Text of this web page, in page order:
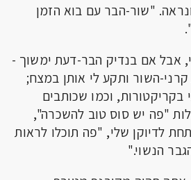
"שור-הבר עם בוא הזמן
אבל אם בנדיק הבר-דעת ימשוך -
השור ותקע לי אותן במצח;
בקריקטורות, וכמו שכותבים
"פה יש סוס טוב להשכרה",
לדיוקן שלי, "פה תוכלו לראות
הנשוי."